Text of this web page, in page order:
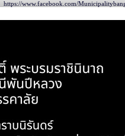
https://www.facebook.com/